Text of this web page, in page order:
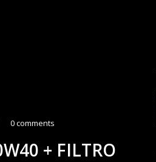
0 comments
+ FILTRO